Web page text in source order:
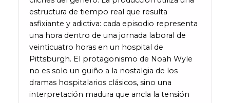
estructura de tiempo real que resulta
asfixiante y adictiva: cada episodio representa
una hora dentro de una jornada laboral de
veinticuatro horas en un hospital de
Pittsburgh. El protagonismo de Noah Wyle
no es solo un guiño a la nostalgia de los
dramas hospitalarios clásicos, sino una
interpretación madura que ancla la tensión